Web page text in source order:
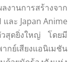
านการสร้างจาก
และ Japan Anime
วสุดยิ่งใหญ่ โดยมี
ย์เสียงแอนิเมชัน